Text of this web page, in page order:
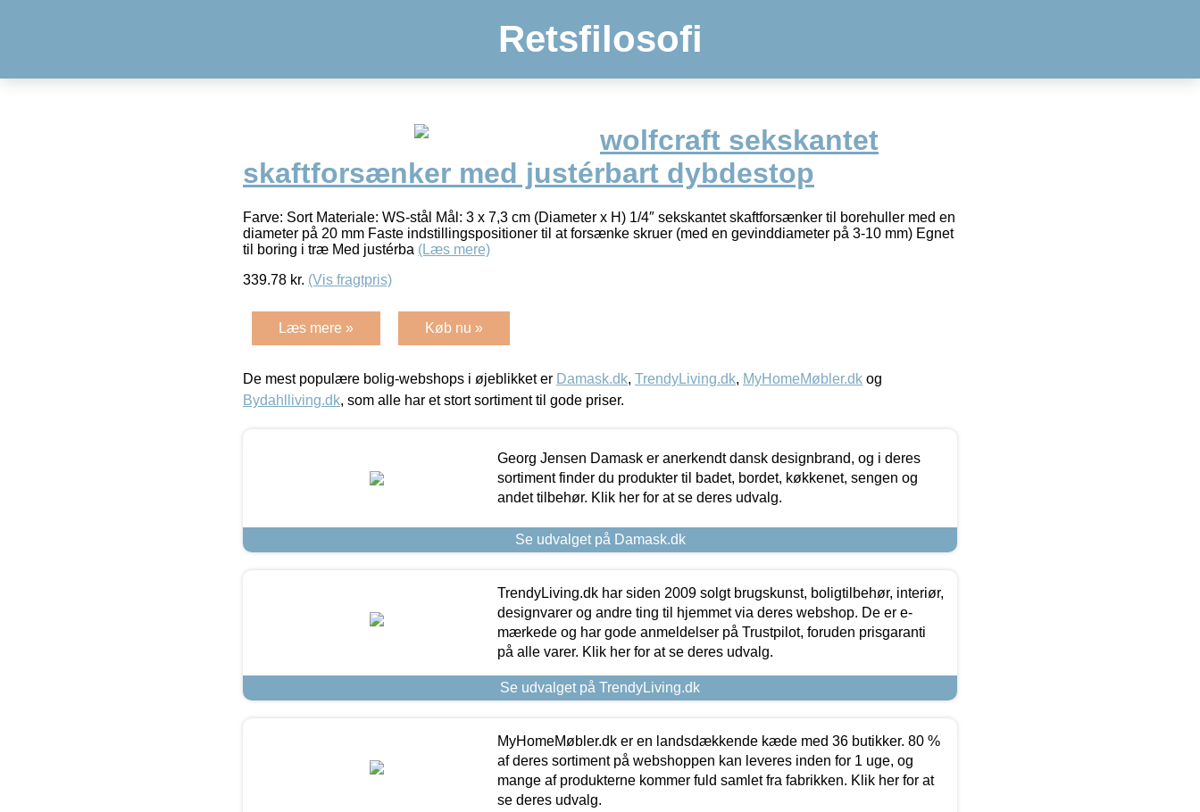
Retsfilosofi
wolfcraft sekskantet
skaftforsænker med justérbart dybdestop
Farve: Sort Materiale: WS-stål Mål: 3 x 7,3 cm (Diameter x H) 1/4″ sekskantet skaftforsænker til borehuller med en
diameter på 20 mm Faste indstillingspositioner til at forsænke skruer (med en gevinddiameter på 3-10 mm) Egnet
til boring i træ Med justérba (Læs mere)
339.78 kr. (Vis fragtpris)
Læs mere » Køb nu »
De mest populære bolig-webshops i øjeblikket er Damask.dk, TrendyLiving.dk, MyHomeMøbler.dk og
Bydahlliving.dk, som alle har et stort sortiment til gode priser.
Georg Jensen Damask er anerkendt dansk designbrand, og i deres
sortiment finder du produkter til badet, bordet, køkkenet, sengen og
andet tilbehør. Klik her for at se deres udvalg.
Se udvalget på Damask.dk
TrendyLiving.dk har siden 2009 solgt brugskunst, boligtilbehør, interiør,
designvarer og andre ting til hjemmet via deres webshop. De er e-
mærkede og har gode anmeldelser på Trustpilot, foruden prisgaranti
på alle varer. Klik her for at se deres udvalg.
Se udvalget på TrendyLiving.dk
MyHomeMøbler.dk er en landsdækkende kæde med 36 butikker. 80 %
af deres sortiment på webshoppen kan leveres inden for 1 uge, og
mange af produkterne kommer fuld samlet fra fabrikken. Klik her for at
se deres udvalg.